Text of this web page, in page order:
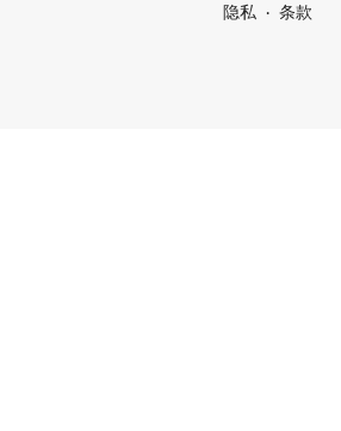
隐私
条款